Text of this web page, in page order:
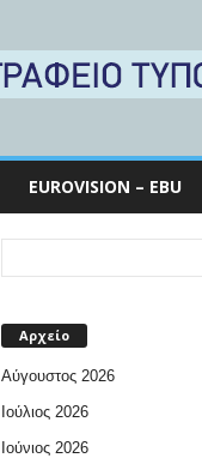
EUROVISION – EBU
Αρχείο
Αύγουστος 2026
Ιούλιος 2026
Ιούνιος 2026